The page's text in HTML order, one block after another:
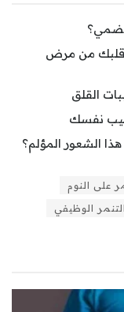
وقلبك من مرض
القلق
نفسك
الشعور المؤلم؟
على النوم
الوظيفي